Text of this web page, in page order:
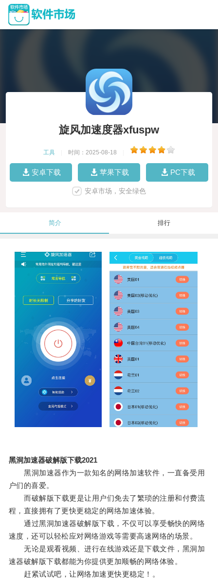
旋风加速度器xfuspw
工具 时间：2025-08-18
安卓下载 苹果下载 PC下载
安卓市场，安全绿色
简介 排行
黑洞加速器破解版下载2021
黑洞加速器作为一款知名的网络加速软件，一直备受用
户们的喜爱。
而破解版下载更是让用户们免去了繁琐的注册和付费流
程，直接拥有了更快更稳定的网络加速体验。
通过黑洞加速器破解版下载，不仅可以享受畅快的网络
速度，还可以轻松应对网络游戏等需要高速网络的场景。
无论是观看视频、进行在线游戏还是下载文件，黑洞加
速器破解版下载都能为你提供更加顺畅的网络体验。
赶紧试试吧，让网络加速更快更稳定！。